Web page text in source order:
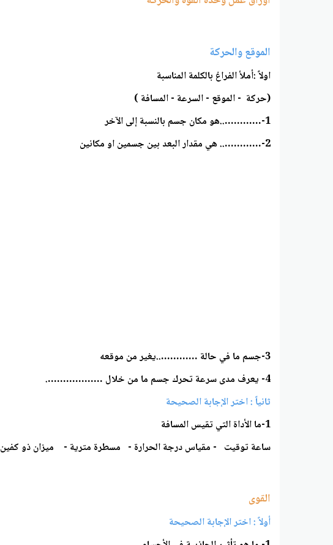
الموقع والحركة
اولاً :أملأ الفراغ بالكلمة المناسبة
(حركة - الموقع - السرعة - المسافة )
1-…………..هو مكان جسم بالنسبة إلى الآخر
2-………….. هي مقدار البعد بين جسمين او مكانين
3-جسم ما في حالة …………..يغير من موقعه
4- يعرف مدى سرعة تحرك جسم ما من خلال ……………….
ثانياً : اختر الإجابة الصحيحة
1-ما الأداة التي تقيس المسافة
ساعة توقيت - مقياس درجة الحرارة - مسطرة مترية - ميزان ذو كفين
القوى
أولاً : اختر الإجابة الصحيحة